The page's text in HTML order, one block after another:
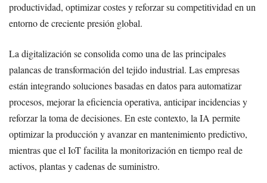
productividad, optimizar costes y reforzar su competitividad en un
entorno de creciente presión global.
La digitalización se consolida como una de las principales
palancas de transformación del tejido industrial. Las empresas
están integrando soluciones basadas en datos para automatizar
procesos, mejorar la eficiencia operativa, anticipar incidencias y
reforzar la toma de decisiones. En este contexto, la IA permite
optimizar la producción y avanzar en mantenimiento predictivo,
mientras que el IoT facilita la monitorización en tiempo real de
activos, plantas y cadenas de suministro.